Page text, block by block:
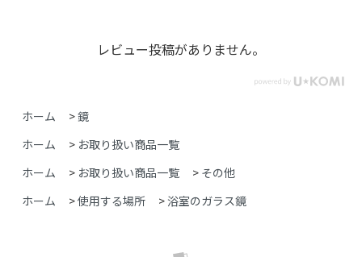
レビュー投稿がありません。
ホーム >鏡
ホーム
> お取り扱い商品一覧
ホーム
> お取り扱い商品一覧 > その他
ホーム
>使用する場所 > 浴室のガラス鏡